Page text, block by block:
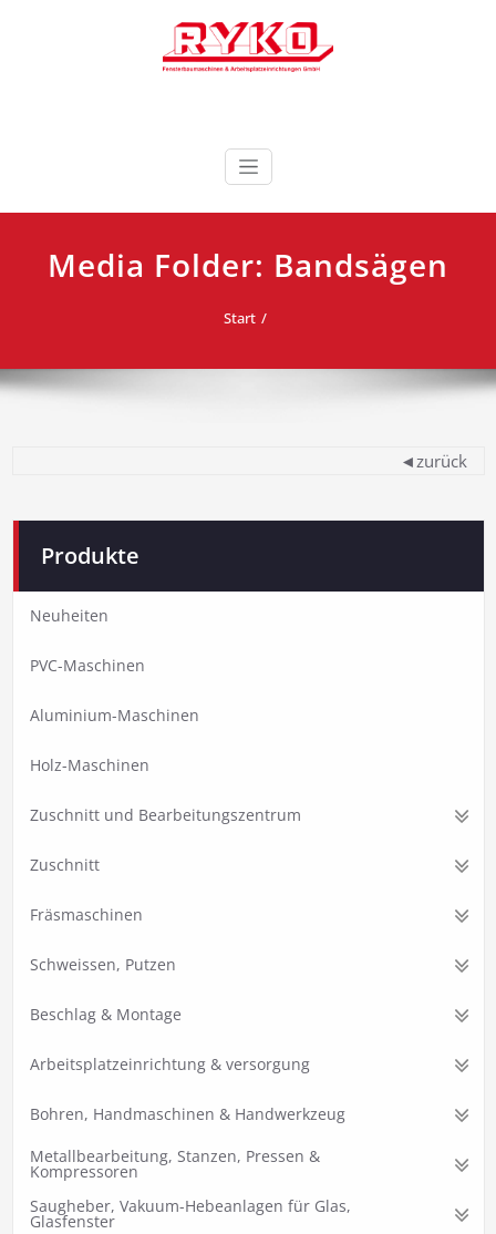
RYKO Deutschland
GmbH
Media Folder: Bandsägen
Start
◄zurück
Produkte
Neuheiten
PVC-Maschinen
Aluminium-Maschinen
Holz-Maschinen
Zuschnitt und Bearbeitungszentrum
Zuschnitt
Fräsmaschinen
Schweissen, Putzen
Beschlag & Montage
Arbeitsplatzeinrichtung & versorgung
Bohren, Handmaschinen & Handwerkzeug
Metallbearbeitung, Stanzen, Pressen &
Kompressoren
Saugheber, Vakuum-Hebeanlagen für Glas,
Glasfenster